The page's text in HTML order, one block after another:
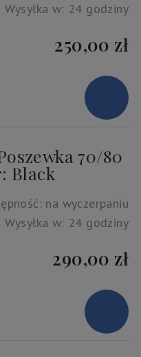
Wysyłka w: 24 godziny
250,00 zł
70/80
Black
na wyczerpaniu
Wysyłka w: 24 godziny
290,00 zł